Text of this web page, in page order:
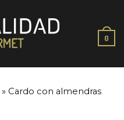
0
» Cardo con almendras